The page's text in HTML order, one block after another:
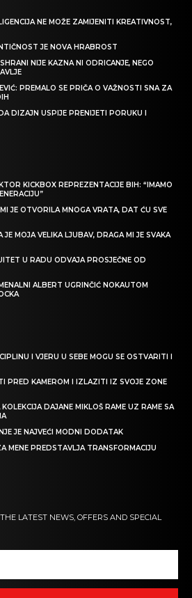
NE MOŽE ZAMIJENITI KREATIVNOST,
JE NOVA HRABROST
NIJE KAZNA NI ODRICANJE, NEGO
PREMALO SE PRIČA O VAŽNOSTI SNA ZA
DIZAJN USPIJE PRENIJETI PORUKU I
KICKBOX REPREZENTACIJE BIH: “IMAMO
JE OTVORILA MNOGA VRATA, DAT ĆU SVE
JE MOJA VELIKA LJUBAV, DRAGA MI JE SVAKA
U RADU ODVAJA PROSJEČNE OD
ALBERT UGRINČIĆ NOKAUTOM
I VJERU U SEBE MOGU SE OSTVARITI I
PRED KAMEROM I IZLAZITI IZ SVOJE ZONE
DAJANE MIKLOŠ RAME UZ RAME SA
JE NAJVEĆI MODNI DODATAK
MENE PREDSTAVLJA TRANSFORMACIJU
LATEST NEWS, OFFERS AND SPECIAL